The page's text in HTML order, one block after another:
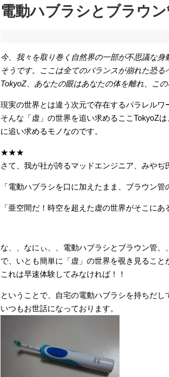
電動ハブラシとブラウ
今、我々を取り巻く自然界の一部が不思議な身
そうです。ここは全てのバランスが崩れた恐る
TokyoZ、あなたの眼はあなたの体を離れ、こ
現実の世界とは違う次元で存在するパラレルワ
そんな「虚」の世界を追い求めるここTokyoZ
に追い求めるモノなのです。
★★★
さて、我が社が誇るマッドエンジニア、みやぢ
「電動ハブラシを口に加えたまま、ブラウン管
「亜空間だ！時空を超えた虚の世界がそこにあ
な、、なにぃ、、電動ハブラシとブラウン管
で、いとも簡単に「虚」の世界を覗き見ること
これは早速体験してみなければ！！
ということで、自宅の電動ハブラシを持ちだし
いつもお世話になっております。